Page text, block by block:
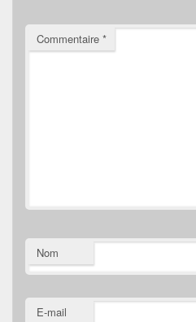
Commentaire *
Nom
E-mail